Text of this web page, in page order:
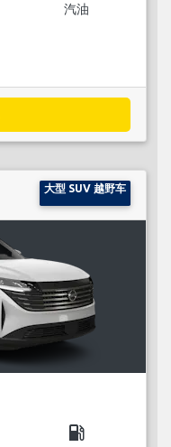
汽油
大型 SUV 越野车
local_gas_station